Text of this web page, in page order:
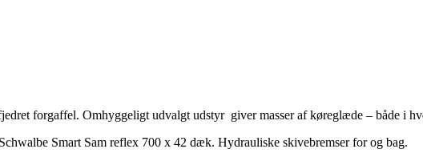
forgaffel. Omhyggeligt udvalgt udstyr giver masser af køreglæde – både i
Smart Sam reflex 700 x 42 dæk. Hydrauliske skivebremser for og bag.